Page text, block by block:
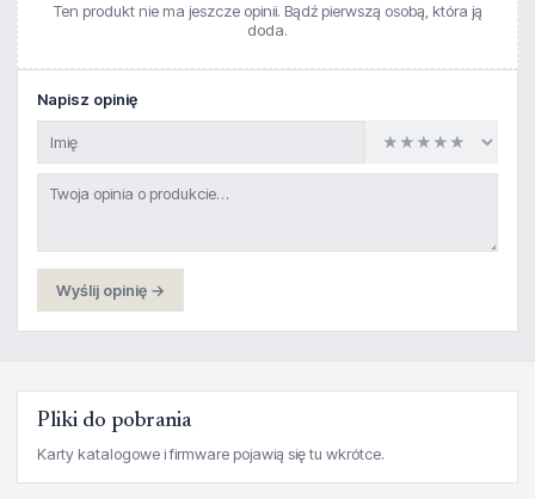
Ten produkt nie ma jeszcze opinii. Bądź pierwszą osobą, która ją
doda.
Napisz opinię
Wyślij opinię →
Pliki do pobrania
Karty katalogowe i firmware pojawią się tu wkrótce.